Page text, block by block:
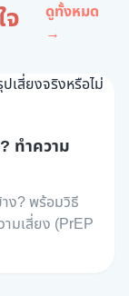
จ
ดูทั้งหมด
→
ทำความ
ง? พร้อมวิธี
มเสี่ยง (PrEP